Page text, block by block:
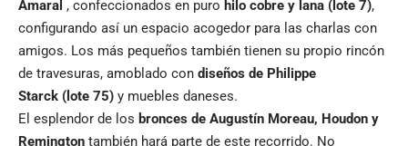
Amaral , confeccionados en puro hilo cobre y lana (lote 7),
configurando así un espacio acogedor para las charlas con
amigos. Los más pequeños también tienen su propio rincón
de travesuras, amoblado con diseños de Philippe
Starck (lote 75) y muebles daneses.
El esplendor de los bronces de Augustín Moreau, Houdon y
Remington también hará parte de este recorrido. No